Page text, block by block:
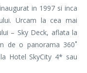
in 1997 si inca
Urcam la cea mai
– Sky Deck, aflata la
de o panorama 360˚
Hotel SkyCity 4* sau